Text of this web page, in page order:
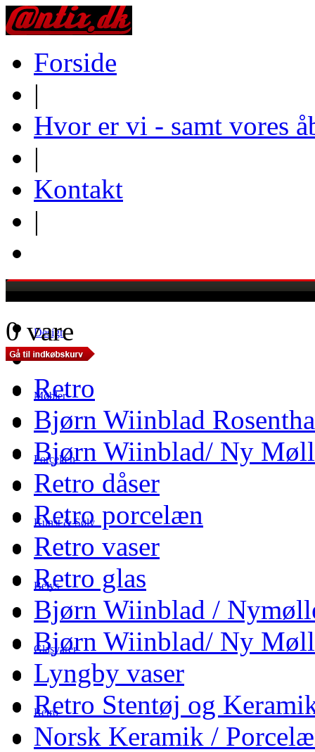
Forside
|
Hvor er vi - samt vores
|
Kontakt
|
Design
Møbler
Porcelæn
Kunst & Sølv
Belys
Glasvarer
Retro
0 vare
Retro
Bjørn Wiinblad
Bjørn Wiinblad/ Ny
Retro dåser
Retro porcelæn
Retro vaser
Retro glas
Bjørn Wiinblad /
Bjørn Wiinblad/ Ny
Lyngby vaser
Retro Stentøj og
Norsk Keramik /